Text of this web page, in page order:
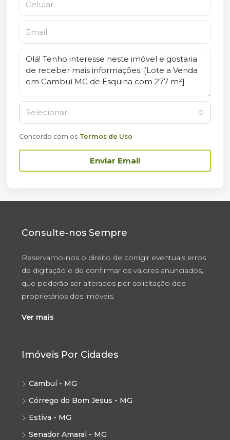
Selecionar
Concordo com os Termos de Uso
Enviar Email
Consulte-nos Sempre
Reservamo-nos o direito de corrigir eventuais erros
de digitação e de confirmar os valores anunciados,
que poderão ser alterados por solicitação dos
proprietários dos imóveis.
Ver mais
Imóveis Por Cidades
Cambuí - MG
Córrego do Bom Jesus - MG
Estiva - MG
Senador Amaral - MG